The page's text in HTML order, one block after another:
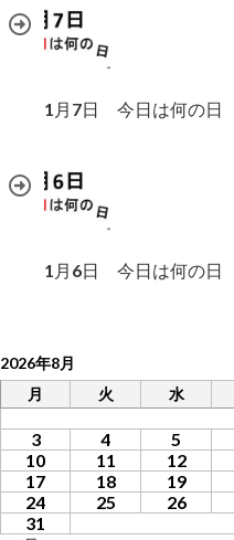
1月7日 今日は何の日
1月6日 今日は何の日
2026年8月
月
火 水
3
4 5
10
11 12
17
18 19
24
25 26
31